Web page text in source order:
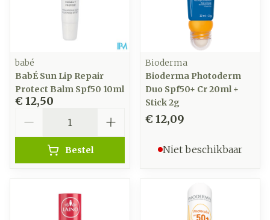
babé
BabÉ Sun Lip Repair
Protect Balm Spf50 10ml
€ 12,50
Bestel
Bioderma
Bioderma Photoderm
Duo Spf50+ Cr 20ml +
Stick 2g
€ 12,09
Niet beschikbaar